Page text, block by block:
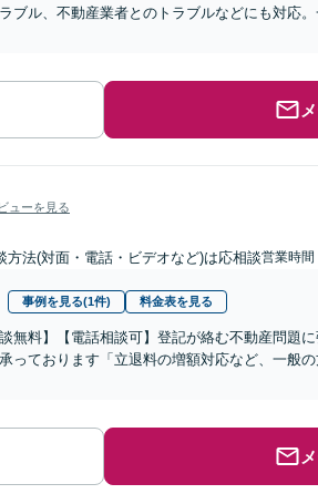
ブル、不動産業者とのトラブルなどにも対応
ューを見る
方法(対面・電話・ビデオなど)は応相談営業時間
事例を見る(1件) 料金表を見る
無料】【電話相談可】登記が絡む不動産問題
っております「立退料の増額対応など、一般